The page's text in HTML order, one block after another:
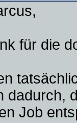
für die
dadurch,
Job